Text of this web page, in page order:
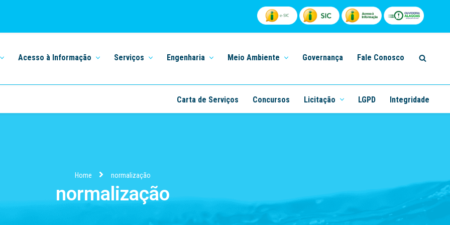
Acesso à Informação Serviços Engenharia Meio Ambiente Governança Fale Conosco
Carta de Serviços Concursos Licitação LGPD Integridade
Home normalização
normalização